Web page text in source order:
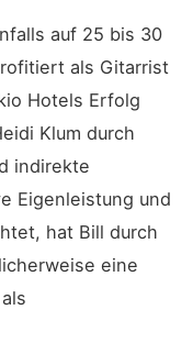
auf 25 bis 30
als Gitarrist
Hotels Erfolg
Klum durch
indirekte
Eigenleistung und
hat Bill durch
eine